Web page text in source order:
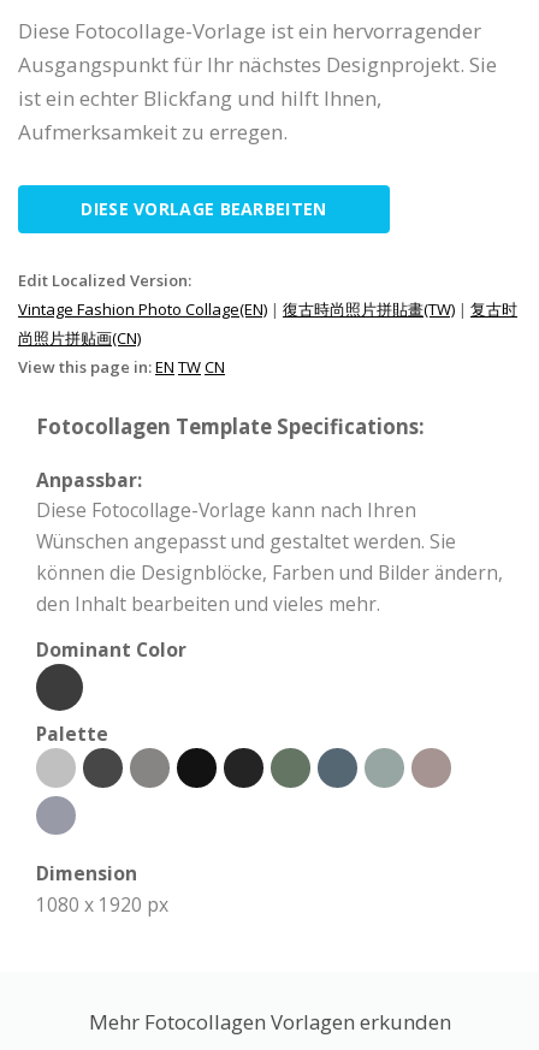
Diese Fotocollage-Vorlage ist ein hervorragender
Ausgangspunkt für Ihr nächstes Designprojekt. Sie
ist ein echter Blickfang und hilft Ihnen,
Aufmerksamkeit zu erregen.
DIESE VORLAGE BEARBEITEN
Edit Localized Version:
Vintage Fashion Photo Collage(EN) | 復古時尚照片拼貼畫(TW) | 复古时
尚照片拼贴画(CN)
View this page in:EN TWCN
Fotocollagen Template Specifications:
Anpassbar:
Diese Fotocollage-Vorlage kann nach Ihren
Wünschen angepasst und gestaltet werden. Sie
können die Designblöcke, Farben und Bilder ändern,
den Inhalt bearbeiten und vieles mehr.
Dominant Color
Palette
Dimension
1080 x 1920 px
Mehr Fotocollagen Vorlagen erkunden